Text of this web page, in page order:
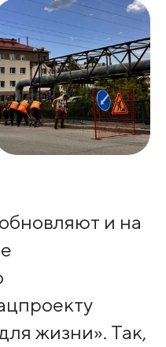
и на
жизни». Так,